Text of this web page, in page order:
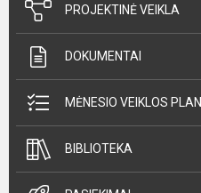
PROJEKTINĖ VEIKLA
DOKUMENTAI
MĖNESIO VEIKLOS
BIBLIOTEKA